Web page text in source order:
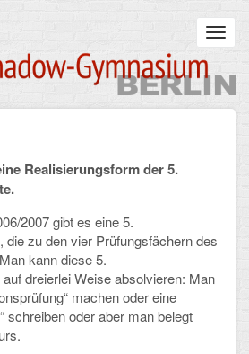
Realisierungsform der 5.
2007 gibt es eine 5.
die zu den vier Prüfungsfächern des
kann diese 5.
dreierlei Weise absolvieren: Man
machen oder eine
schreiben oder aber man belegt